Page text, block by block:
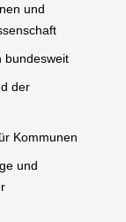
und
bundesweit
der
Kommunen
und